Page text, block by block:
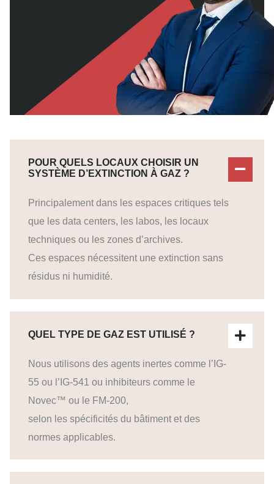
POUR QUELS LOCAUX CHOISIR UN
SYSTÈME D’EXTINCTION À GAZ ?
Principalement dans les espaces critiques tels
que les data centers, les labos, les locaux
techniques ou les zones d’archives.
Ces espaces nécessitent une extinction sans
résidus ni humidité.
QUEL TYPE DE GAZ EST UTILISÉ ?
Nous utilisons des agents inertes comme l’IG-
55 ou l’IG-541 ou inhibiteurs comme le
Novec™ ou le FM-200,
selon les spécificités du bâtiment et des
normes applicables.